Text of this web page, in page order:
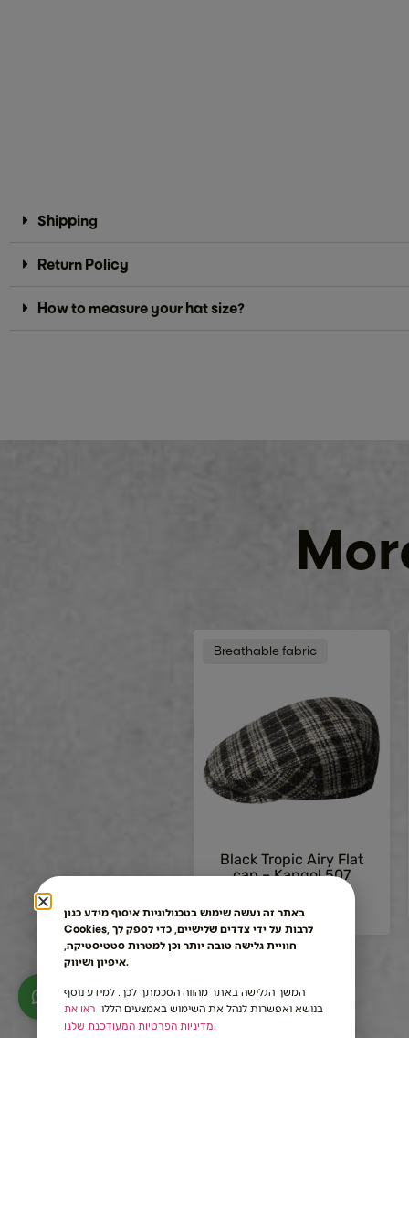
Shipping
Return Policy
How to measure your hat size?
Breathable fabric
Black Tropic Airy Flat
cap – Kangol 507
באתר זה נעשה שימוש בטכנולוגיות איסוף מידע כגון
Cookies, לרבות על ידי צדדים שלישיים, כדי לספק לך
חוויית גלישה טובה יותר וכן למטרות סטטיסטיקה,
איפיון ושיווק.
המשך הגלישה באתר מהווה הסכמתך לכך. למידע נוסף
בנושא ואפשרות לנהל את השימוש באמצעים הללו, ראו את
מדיניות הפרטיות המעודכנת שלנו.